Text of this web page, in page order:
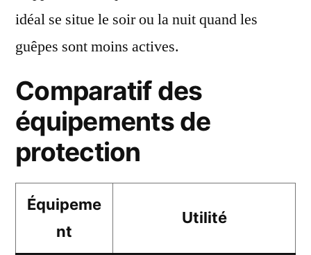
idéal se situe le soir ou la nuit quand les
guêpes sont moins actives.
Comparatif des
équipements de
protection
Équipeme
nt
Utilité